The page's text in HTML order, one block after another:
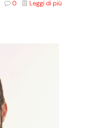
0 Leggi di più